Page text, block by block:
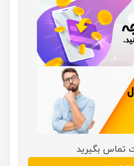
تماس بگیرید